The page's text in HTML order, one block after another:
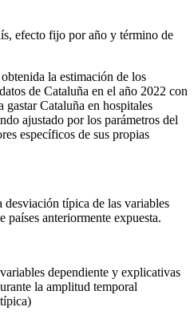
efecto fijo por año y término de
la estimación de los
de Cataluña en el año 2022 con
Cataluña en hospitales
ajustado por los parámetros del
específicos de sus propias
desviación típica de las variables
países anteriormente expuesta.
dependiente y explicativas
la amplitud temporal